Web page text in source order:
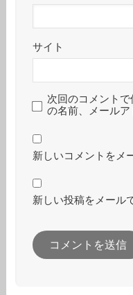
サイト
次回のコメント
の名前、メールア
新しいコメントをメ
新しい投稿をメール